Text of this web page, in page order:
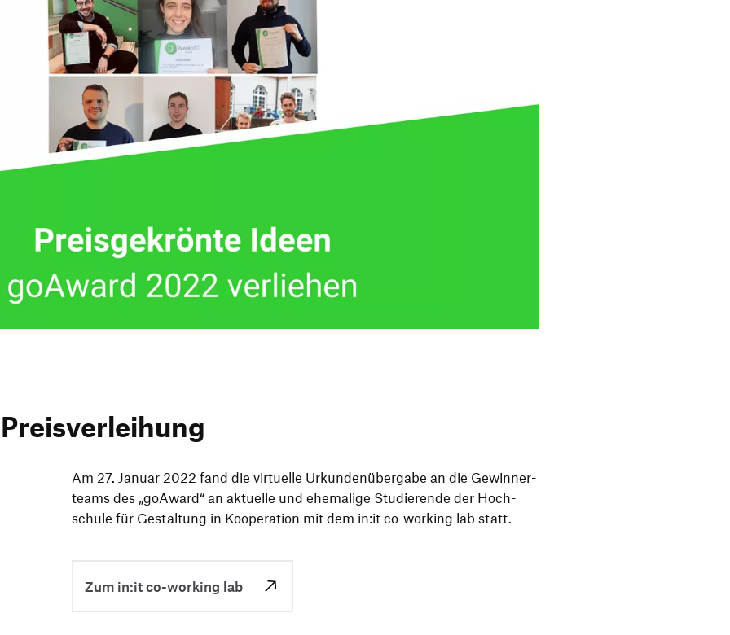
Am 27. Januar 2022 fand die virtu­elle Urkun­den­über­gabe an die Gewin­ner­
teams des „goAward“ an aktu­elle und ehema­lige Studie­rende der Hoch­
schule für Gestal­tung in Koope­ra­tion mit dem in:it co-working lab statt.
Zum in:it co-working lab